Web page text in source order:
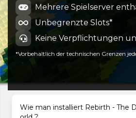
Mehrere Spielserver
Unbegrenzte Slots*
Keine Verpflichtungen
*Vorbehaltlich der technischen Grenzen
Wie man installiert Rebirth - The